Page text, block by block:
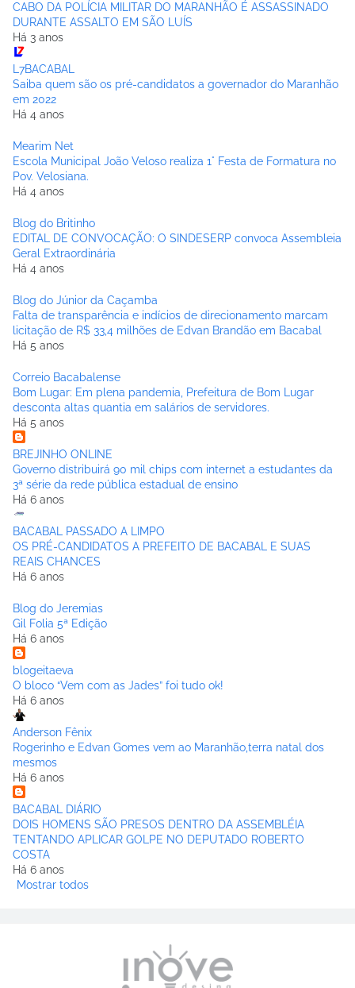
CABO DA POLÍCIA MILITAR DO MARANHÃO É ASSASSINADO
DURANTE ASSALTO EM SÃO LUÍS
Há 3 anos
L7BACABAL
Saiba quem são os pré-candidatos a governador do Maranhão
em 2022
Há 4 anos
Mearim Net
Escola Municipal João Veloso realiza 1° Festa de Formatura no
Pov. Velosiana.
Há 4 anos
Blog do Britinho
EDITAL DE CONVOCAÇÃO: O SINDESERP convoca Assembleia
Geral Extraordinária
Há 4 anos
Blog do Júnior da Caçamba
Falta de transparência e indícios de direcionamento marcam
licitação de R$ 33,4 milhões de Edvan Brandão em Bacabal
Há 5 anos
Correio Bacabalense
Bom Lugar: Em plena pandemia, Prefeitura de Bom Lugar
desconta altas quantia em salários de servidores.
Há 5 anos
BREJINHO ONLINE
Governo distribuirá 90 mil chips com internet a estudantes da
3ª série da rede pública estadual de ensino
Há 6 anos
BACABAL PASSADO A LIMPO
OS PRÉ-CANDIDATOS A PREFEITO DE BACABAL E SUAS
REAIS CHANCES
Há 6 anos
Blog do Jeremias
Gil Folia 5ª Edição
Há 6 anos
blogeitaeva
O bloco “Vem com as Jades” foi tudo ok!
Há 6 anos
Anderson Fênix
Rogerinho e Edvan Gomes vem ao Maranhão,terra natal dos
mesmos
Há 6 anos
BACABAL DIÁRIO
DOIS HOMENS SÃO PRESOS DENTRO DA ASSEMBLÉIA
TENTANDO APLICAR GOLPE NO DEPUTADO ROBERTO
COSTA
Há 6 anos
Mostrar todos